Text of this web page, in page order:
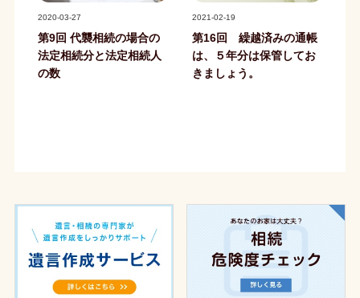
2020-03-27
第9回 代襲相続の場合の
法定相続分と法定相続人
の数
2021-02-19
第16回 繰越済みの通帳
は、５年分は保管してお
きましょう。